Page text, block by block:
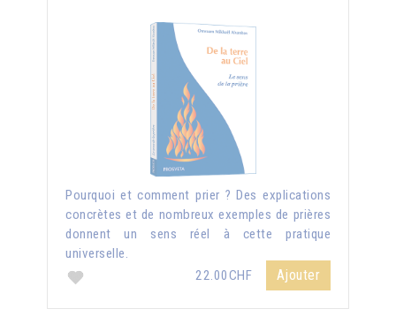
Pourquoi et comment prier ? Des explications
concrètes et de nombreux exemples de prières
donnent un sens réel à cette pratique
universelle.
22.00CHF
Ajouter